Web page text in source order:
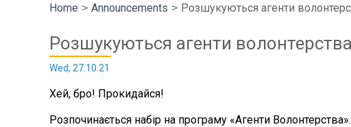
Home Announcements Розшукуються агенти
Розшукуються агенти волонтерства
Wed, 27.10.21
Хей, бро! Прокидайся!
Розпочинається набір на програму «Агенти Волонтерства».